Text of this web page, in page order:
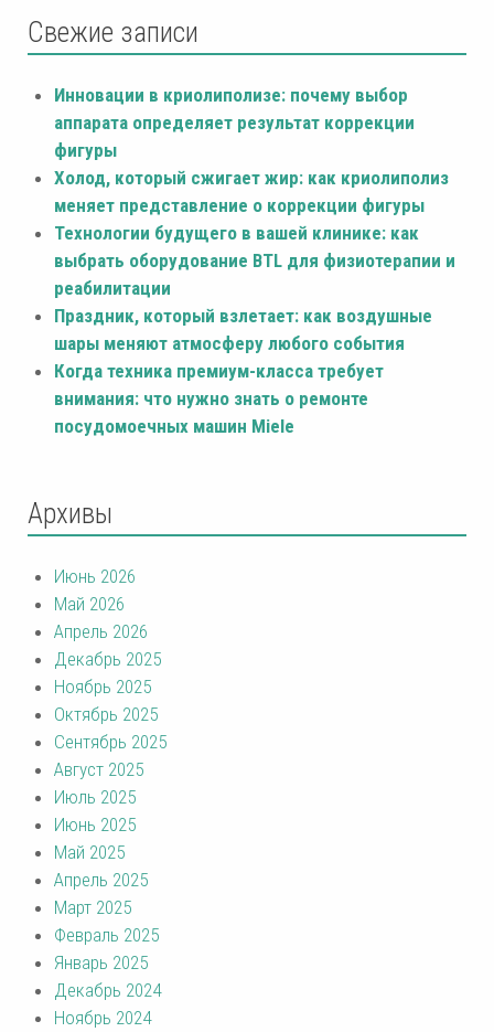
Свежие записи
Инновации в криолиполизе: почему выбор
аппарата определяет результат коррекции
фигуры
Холод, который сжигает жир: как криолиполиз
меняет представление о коррекции фигуры
Технологии будущего в вашей клинике: как
выбрать оборудование BTL для физиотерапии и
реабилитации
Праздник, который взлетает: как воздушные
шары меняют атмосферу любого события
Когда техника премиум-класса требует
внимания: что нужно знать о ремонте
посудомоечных машин Miele
Архивы
Июнь 2026
Май 2026
Апрель 2026
Декабрь 2025
Ноябрь 2025
Октябрь 2025
Сентябрь 2025
Август 2025
Июль 2025
Июнь 2025
Май 2025
Апрель 2025
Март 2025
Февраль 2025
Январь 2025
Декабрь 2024
Ноябрь 2024